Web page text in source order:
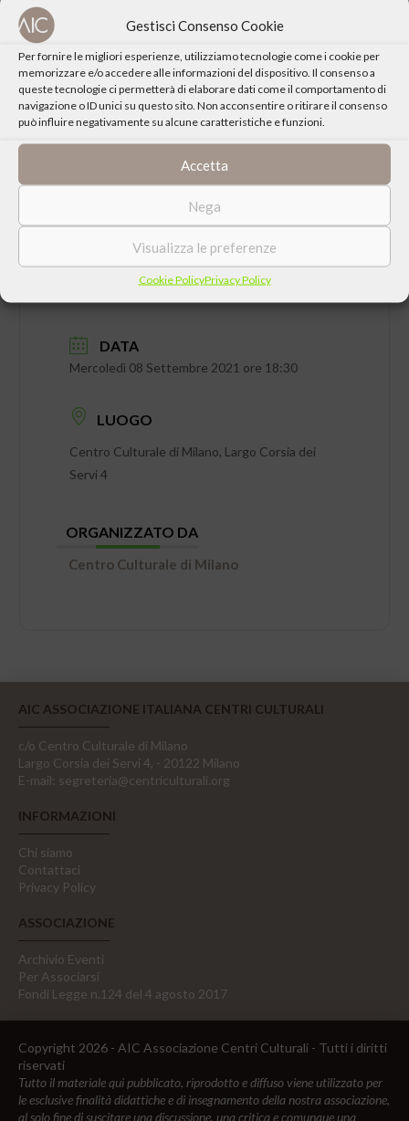
Gestisci Consenso Cookie
Per fornire le migliori esperienze, utilizziamo tecnologie come i cookie per
memorizzare e/o accedere alle informazioni del dispositivo. Il consenso a
queste tecnologie ci permetterà di elaborare dati come il comportamento di
navigazione o ID unici su questo sito. Non acconsentire o ritirare il consenso
può influire negativamente su alcune caratteristiche e funzioni.
Accetta
Nega
Visualizza le preferenze
Cookie PolicyPrivacy Policy
CONDIVIDI QUESTO EVENTO
DATA
Mercoledì 08 Settembre 2021 ore 18:30
LUOGO
Centro Culturale di Milano, Largo Corsia dei
Servi 4
ORGANIZZATO DA
Centro Culturale di Milano
AIC ASSOCIAZIONE ITALIANA CENTRI CULTURALI
c/o Centro Culturale di Milano
Largo Corsia dei Servi 4, - 20122 Milano
E-mail: segreteria@centriculturali.org
INFORMAZIONI
Chi siamo
Contattaci
Privacy Policy
ASSOCIAZIONE
Archivio Eventi
Per Associarsi
Fondi Legge n.124 del 4 agosto 2017
Copyright 2026 - AIC Associazione Centri Culturali - Tutti i diritti
riservati
Tutto il materiale qui pubblicato, riprodotto e diffuso viene utilizzato per
le esclusive finalità didattiche e di insegnamento della nostra associazione,
al solo fine di suscitare una discussione, una critica e comunque una